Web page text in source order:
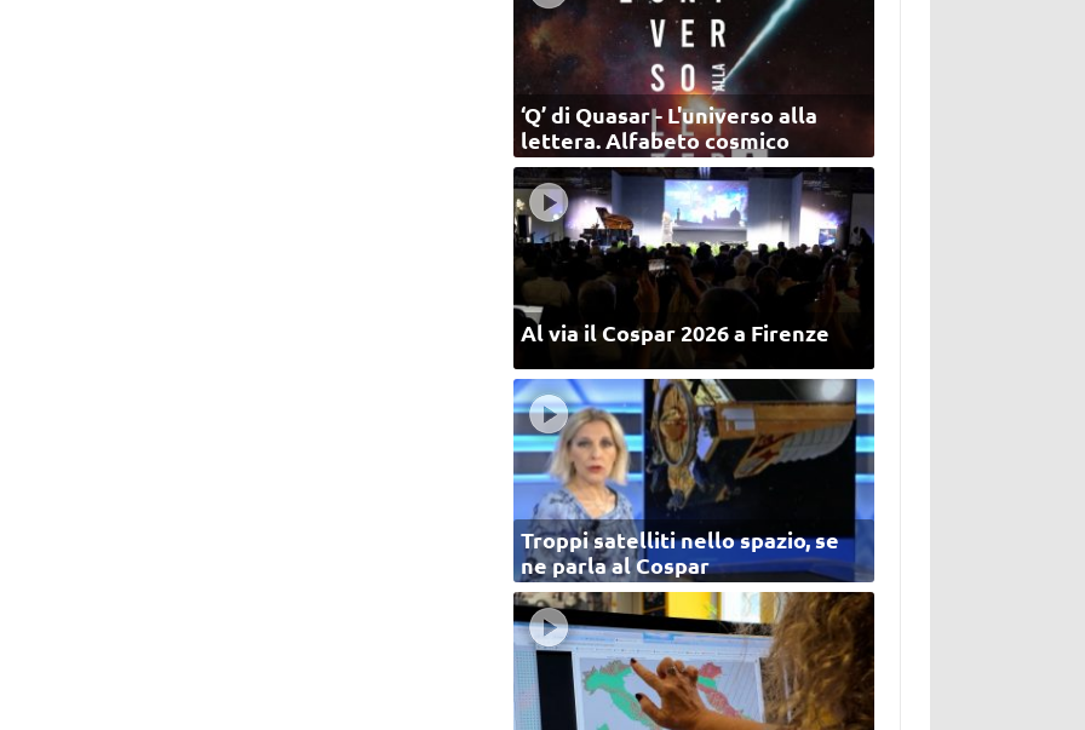
‘Q’ di Quasar - L'universo alla
lettera. Alfabeto cosmico
Al via il Cospar 2026 a Firenze
Troppi satelliti nello spazio, se
ne parla al Cospar